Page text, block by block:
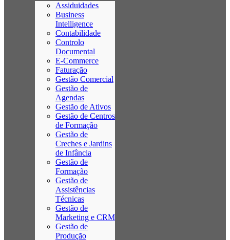
Assiduidades
Business
Intelligence
Contabilidade
Controlo
Documental
E-Commerce
Faturação
Gestão Comercial
Gestão de
Agendas
Gestão de Ativos
Gestão de Centros
de Formação
Gestão de
Creches e Jardins
de Infância
Gestão de
Formação
Gestão de
Assistências
Técnicas
Gestão de
Marketing e CRM
Gestão de
Produção